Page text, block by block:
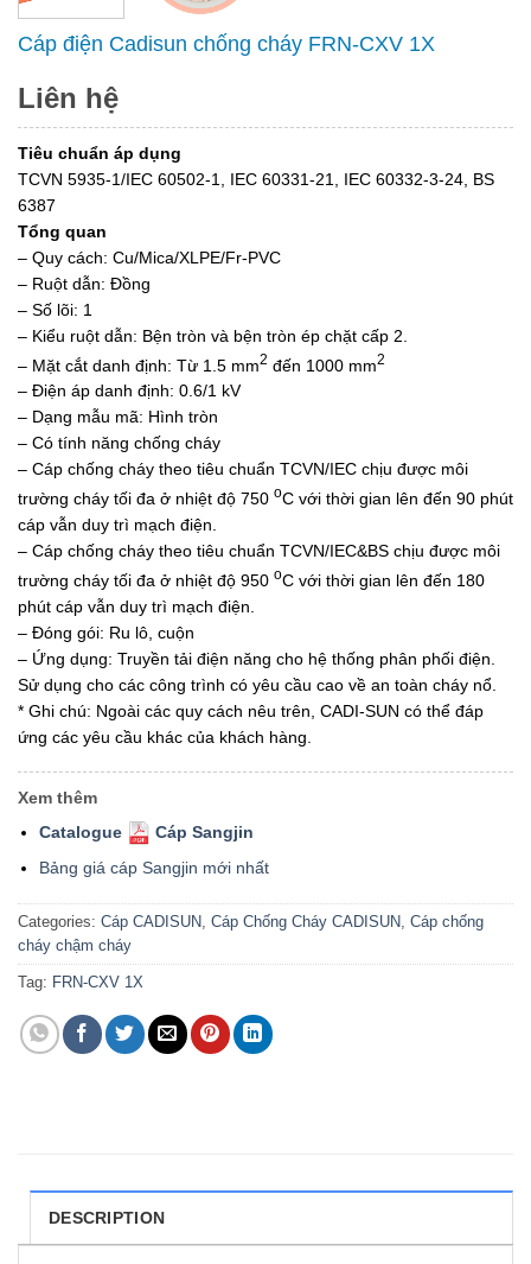
Cáp điện Cadisun chống cháy FRN-CXV 1X
Liên hệ
Tiêu chuẩn áp dụng
TCVN 5935-1/IEC 60502-1, IEC 60331-21, IEC 60332-3-24, BS
6387
Tổng quan
– Quy cách: Cu/Mica/XLPE/Fr-PVC
– Ruột dẫn: Đồng
– Số lõi: 1
– Kiểu ruột dẫn: Bện tròn và bện tròn ép chặt cấp 2.
– Mặt cắt danh định: Từ 1.5 mm2 đến 1000 mm2
– Điện áp danh định: 0.6/1 kV
– Dạng mẫu mã: Hình tròn
– Có tính năng chống cháy
– Cáp chống cháy theo tiêu chuẩn TCVN/IEC chịu được môi
trường cháy tối đa ở nhiệt độ 750 oC với thời gian lên đến 90 phút
cáp vẫn duy trì mạch điện.
– Cáp chống cháy theo tiêu chuẩn TCVN/IEC&BS chịu được môi
trường cháy tối đa ở nhiệt độ 950 oC với thời gian lên đến 180
phút cáp vẫn duy trì mạch điện.
– Đóng gói: Ru lô, cuộn
– Ứng dụng: Truyền tải điện năng cho hệ thống phân phối điện.
Sử dụng cho các công trình có yêu cầu cao về an toàn cháy nổ.
* Ghi chú: Ngoài các quy cách nêu trên, CADI-SUN có thể đáp
ứng các yêu cầu khác của khách hàng.
Xem thêm
Catalogue
Cáp Sangjin
Bảng giá cáp Sangjin mới nhất
Categories: Cáp CADISUN Cáp Chống Cháy CADISUN Cáp chống
cháy chậm cháy
Tag: FRN-CXV 1X
DESCRIPTION